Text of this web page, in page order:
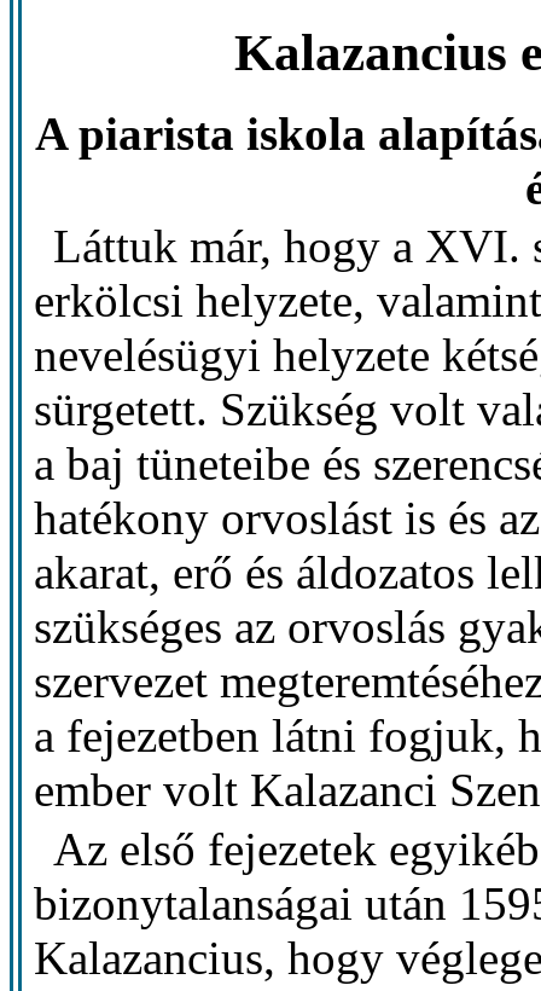
Kalazancius
A piarista iskola
Láttuk már, hogy a XVI.
erkölcsi helyzete,
nevelésügyi helyzete
sürgetett. Szükség volt
a baj tüneteibe és
hatékony orvoslást is és
akarat, erő és áldozatos
szükséges az orvoslás
szervezet
a fejezetben látni fogjuk,
ember volt Kalazanci
Az első fejezetek
bizonytalanságai után
Kalazancius, hogy